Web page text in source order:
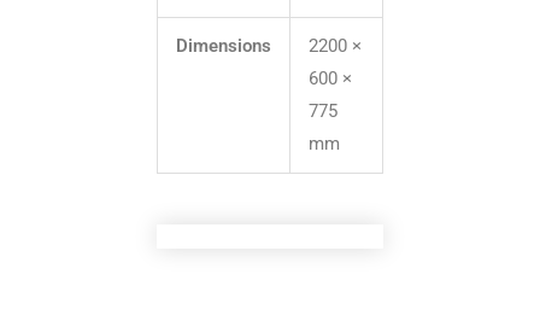
Dimensions
2200 ×
600 ×
775
mm